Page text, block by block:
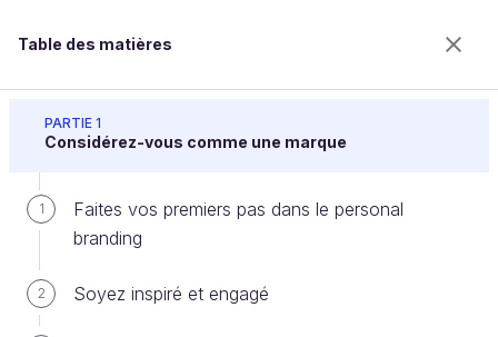
Table des matières
PARTIE 1
Considérez-vous comme une marque
1
Faites vos premiers pas dans le personal
branding
2 Soyez inspiré et engagé
Positionnez-vous sur votre marché
Bienvenue sur l’école 100% en ligne des métiers qui
ont de l’avenir.